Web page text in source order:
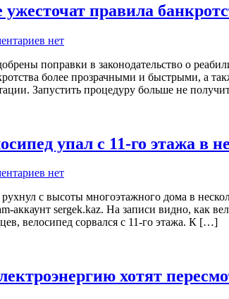
ужесточат правила
нет
поправки в законодательство о
более прозрачными и быстрыми, а
Запустить процедуру больше не
упал с 11-го этажа в
нет
с высоты многоэтажного дома в
аккаунт sergek.kaz. На записи видно, как
велосипед сорвался с 11-го этажа. К […]
хотят